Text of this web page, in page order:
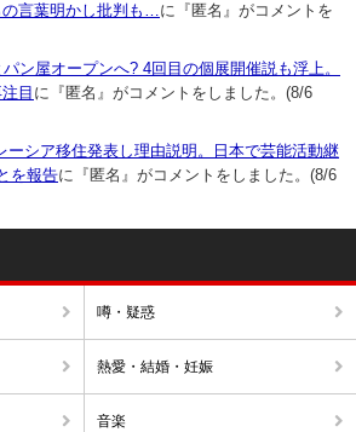
言葉明かし批判も…に『匿名』がコメントを
ン屋オープンへ? 4回目の個展開催説も浮上。
目 に『匿名』がコメントをしました。(8/6
ーシア移住発表し理由説明。日本で芸能活動継
を報告に『匿名』がコメントをしました。(8/6
噂・疑惑
熱愛・結婚・妊娠
音楽